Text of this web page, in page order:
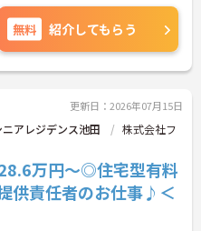
に評価する独自
ケア等の分野で
加算され、確実
マホでの記録入
夜間業務などの
ど大手ならでは
ネジャーへのス
長期的なキャリ
評価される環境
無料 紹介してもらう
更新日：2026年07月15日
アレジデンス池田
株式会社フ
万円～◎住宅型有料
供責任者のお仕事♪＜